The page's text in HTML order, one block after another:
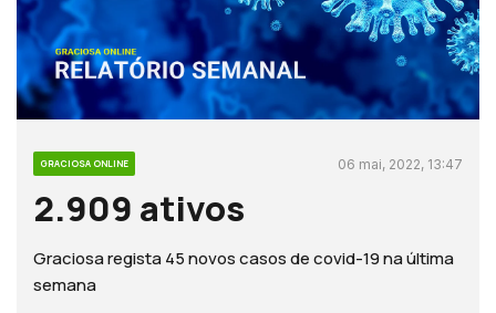
GRACIOSA ONLINE 06 mai, 2022, 13:47
2.909 ativos
Graciosa regista 45 novos casos de covid-19 na última
semana